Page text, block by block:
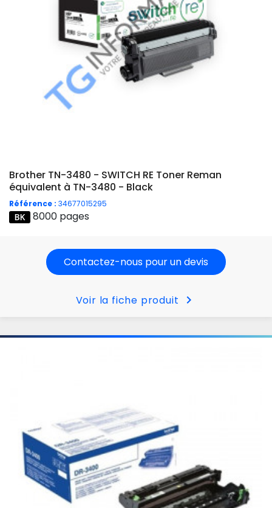
Brother TN-3480 - SWITCH RE Toner Reman
équivalent à TN-3480 - Black
Référence : 34677015295
8000 pages
Contactez-nous pour un devis
Voir la fiche produit chevron_right